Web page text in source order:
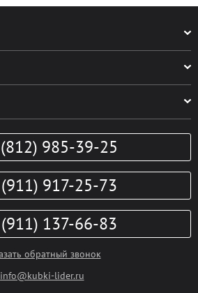
985-39-25
917-25-73
137-66-83
обратный звонок
info@kubki-lider.ru